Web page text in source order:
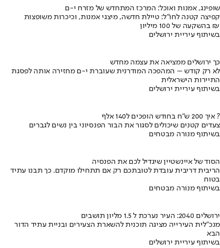
שופינג, אמנות ואוכל: המרכז המתחדש של מזרח י-ם
קפיצה קטנה לחו"ל: טיילת חדשה, מיצגי אמנות, וכיכרות משופצות
בהשקעה של 100 מיליון ₪
בשיתוף עיריית ירושלים
כך ירושלים ממציאה את עצמה מחדש
לא רק קודש – המהפכה המודרנית שעוברת י-ם מחזירה אותה לפסגת
התיירות הישראלית
בשיתוף עיריית ירושלים
איך 200 ש"ח בחודש הופכים ל140 אלף ?
צעדים קטנים שיכולים לסגור את הבור הפנסיוני בין נשים לגברים
בשיתוף מנורה מבטחים
הסוד של איינשטיין שיגדיל לכם את הפנסיה
הריבית דריבית עובדת לטובתכם רק אם תתחילו מוקדם. כך תבנו עתיד
בטוח
בשיתוף מנורה מבטחים
ירושלים 2040: העיר נערכת ל 1.5 מליון תושבים
מנכ"לית העירייה מציגה תוכנית להשארת הצעירים ובניית עתיד הדור
הבא
בשיתוף עיריית ירושלים